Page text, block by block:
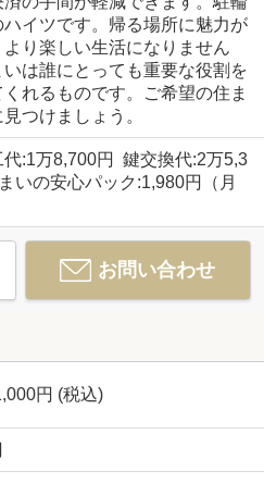
イツです。帰る場所に魅力が
より楽しい生活になりません
は誰にとっても重要な役割を
れるものです。ご希望の住ま
つけましょう。
代:1万8,700円 鍵交換代:2万5,3
いの安心パック:1,980円（月
お問い合わせ
円 (税込)